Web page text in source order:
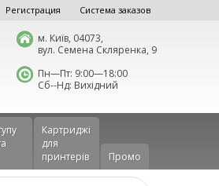
Регистрация Система заказов
м. Київ, 04073,
вул. Семена Скляренка, 9
Пн—Пт: 9:00—18:00
Сб--Нд: Вихідний
Картриджі
для
принтерів
Промо